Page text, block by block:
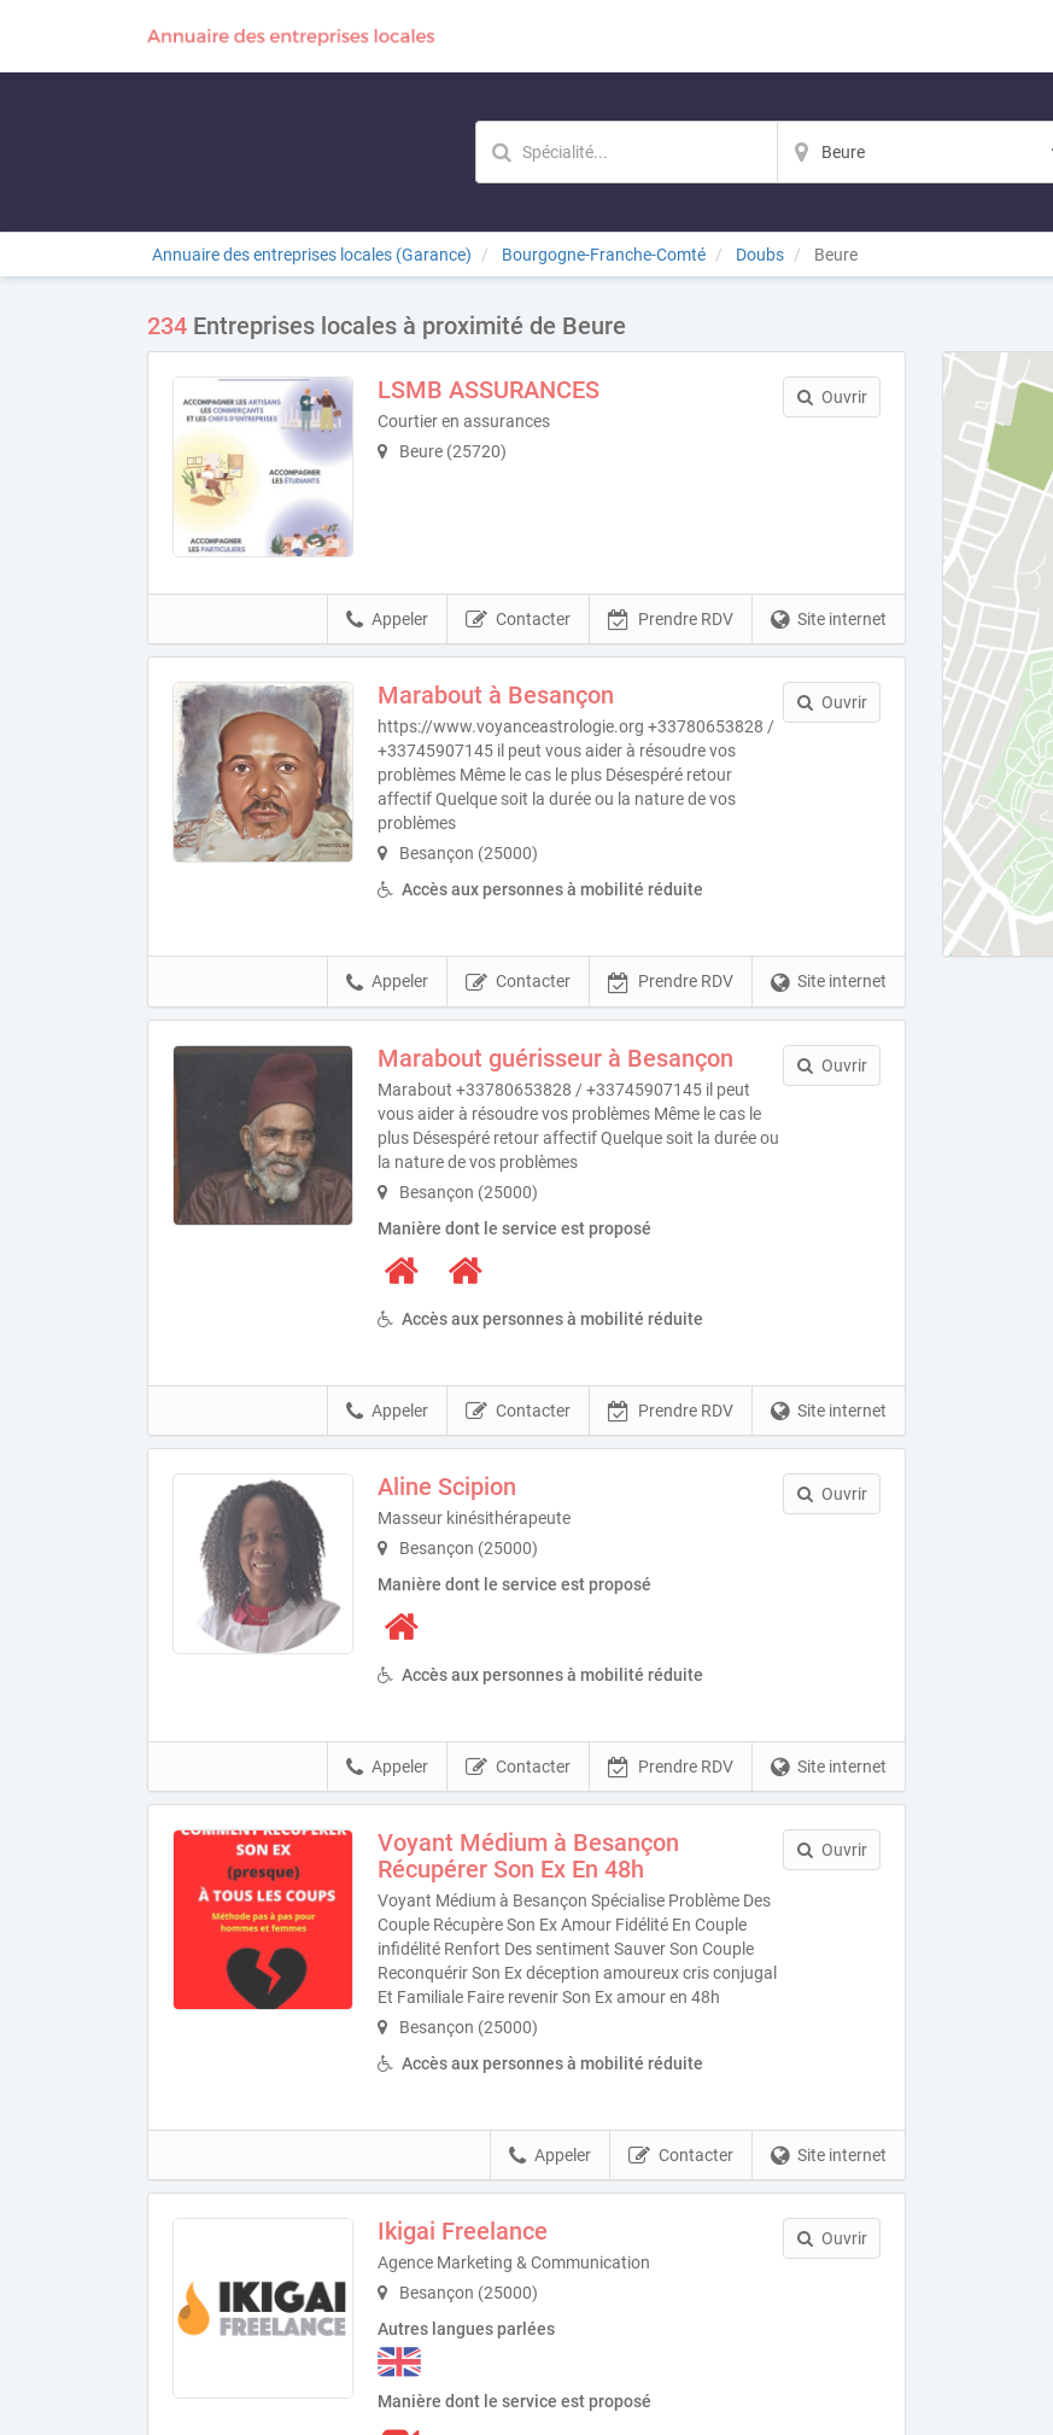
Annuaire des entreprises locales (Garance) Bourgogne-Franche-Comté Doubs Beure
234 Entreprises locales à proximité de Beure
LSMB ASSURANCES
Courtier en assurances
Beure (25720)
Ouvrir
Site internet
Prendre RDV
Contacter
Appeler
Marabout à Besançon
https://www.voyanceastrologie.org +33780653828 /
+33745907145 il peut vous aider à résoudre vos
problèmes Même le cas le plus Désespéré retour
affectif Quelque soit la durée ou la nature de vos
problèmes
Besançon (25000)
Accès aux personnes à mobilité réduite
Ouvrir
Site internet
Prendre RDV
Contacter
Appeler
Marabout guérisseur à Besançon
Marabout +33780653828 / +33745907145 il peut
vous aider à résoudre vos problèmes Même le cas le
plus Désespéré retour affectif Quelque soit la durée ou
la nature de vos problèmes
Besançon (25000)
Manière dont le service est proposé
Accès aux personnes à mobilité réduite
Ouvrir
Site internet
Prendre RDV
Contacter
Appeler
Aline Scipion
Masseur kinésithérapeute
Besançon (25000)
Manière dont le service est proposé
Accès aux personnes à mobilité réduite
Ouvrir
Site internet
Prendre RDV
Contacter
Appeler
Voyant Médium à Besançon
Récupérer Son Ex En 48h
Voyant Médium à Besançon Spécialise Problème Des
Couple Récupère Son Ex Amour Fidélité En Couple
infidélité Renfort Des sentiment Sauver Son Couple
Reconquérir Son Ex déception amoureux cris conjugal
Et Familiale Faire revenir Son Ex amour en 48h
Besançon (25000)
Accès aux personnes à mobilité réduite
Ouvrir
Site internet
Contacter
Appeler
Ikigai Freelance
Agence Marketing & Communication
Besançon (25000)
Autres langues parlées
Manière dont le service est proposé
Ouvrir